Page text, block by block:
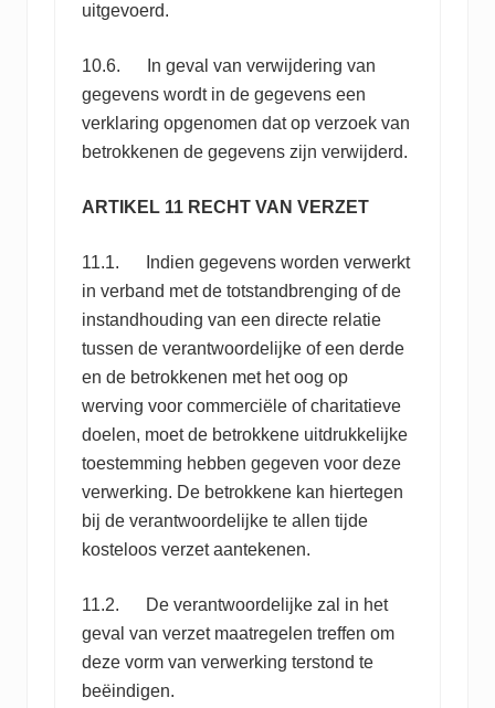
uitgevoerd.
10.6. In geval van verwijdering van
gegevens wordt in de gegevens een
verklaring opgenomen dat op verzoek van
betrokkenen de gegevens zijn verwijderd.
ARTIKEL 11 RECHT VAN VERZET
11.1. Indien gegevens worden verwerkt
in verband met de totstandbrenging of de
instandhouding van een directe relatie
tussen de verantwoordelijke of een derde
en de betrokkenen met het oog op
werving voor commerciële of charitatieve
doelen, moet de betrokkene uitdrukkelijke
toestemming hebben gegeven voor deze
verwerking. De betrokkene kan hiertegen
bij de verantwoordelijke te allen tijde
kosteloos verzet aantekenen.
11.2. De verantwoordelijke zal in het
geval van verzet maatregelen treffen om
deze vorm van verwerking terstond te
beëindigen.